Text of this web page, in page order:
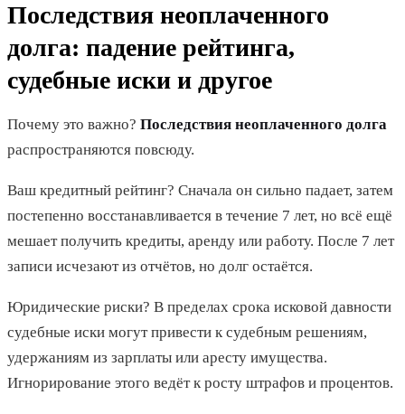
Последствия неоплаченного
долга: падение рейтинга,
судебные иски и другое
Почему это важно? Последствия неоплаченного долга
распространяются повсюду.
Ваш кредитный рейтинг? Сначала он сильно падает, затем
постепенно восстанавливается в течение 7 лет, но всё ещё
мешает получить кредиты, аренду или работу. После 7 лет
записи исчезают из отчётов, но долг остаётся.
Юридические риски? В пределах срока исковой давности
судебные иски могут привести к судебным решениям,
удержаниям из зарплаты или аресту имущества.
Игнорирование этого ведёт к росту штрафов и процентов.